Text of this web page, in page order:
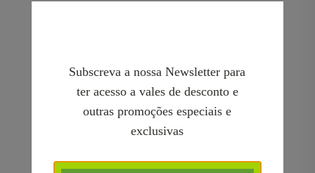
Subscreva a nossa Newsletter para
ter acesso a vales de desconto e
outras promoções especiais e
exclusivas